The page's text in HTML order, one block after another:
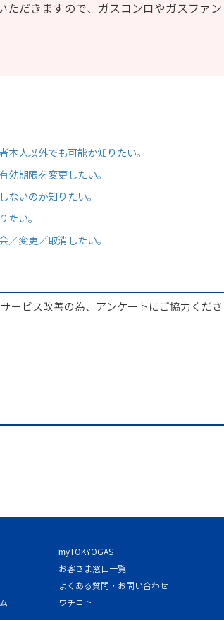
ただきますので、ガスコンロやガスファ
人以外でも可能か知りたい。
期限を変更したい。
いのか知りたい。
たい。
変更／取消したい。
ービス改善の為、アンケートにご協力くだ
myTOKYOGAS
お客さま窓口一覧
よくある質問・お問い合わせ
ウチコト